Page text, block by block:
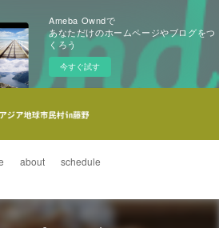
Ameba Owndで
あなただけのホームページやブログをつ
くろう
今すぐ試す
about schedule